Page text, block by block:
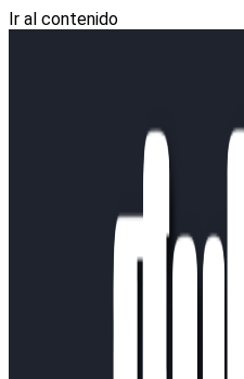
Ir al contenido